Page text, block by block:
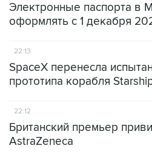
Электронные паспорта в
оформлять с 1 декабря
22:13
SpaceX перенесла
прототипа корабля
22:12
Британский премьер
AstraZeneca